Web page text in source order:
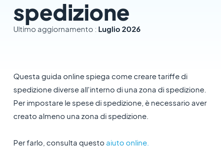
spedizione
Ultimo aggiornamento : Luglio 2026
Questa guida online spiega come creare tariffe di
spedizione diverse all'interno di una zona di spedizione.
Per impostare le spese di spedizione, è necessario aver
creato almeno una zona di spedizione.
Per farlo, consulta questo aiuto online.